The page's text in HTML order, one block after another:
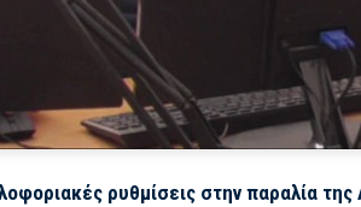
ρυθμίσεις στην παραλία